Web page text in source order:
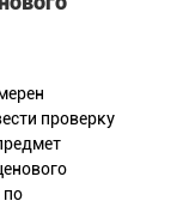
проверку
по